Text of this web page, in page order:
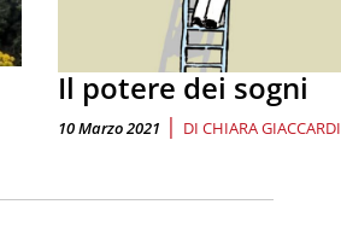
Il potere dei sogni
10 Marzo 2021 | DI CHIARA GIACCARDI